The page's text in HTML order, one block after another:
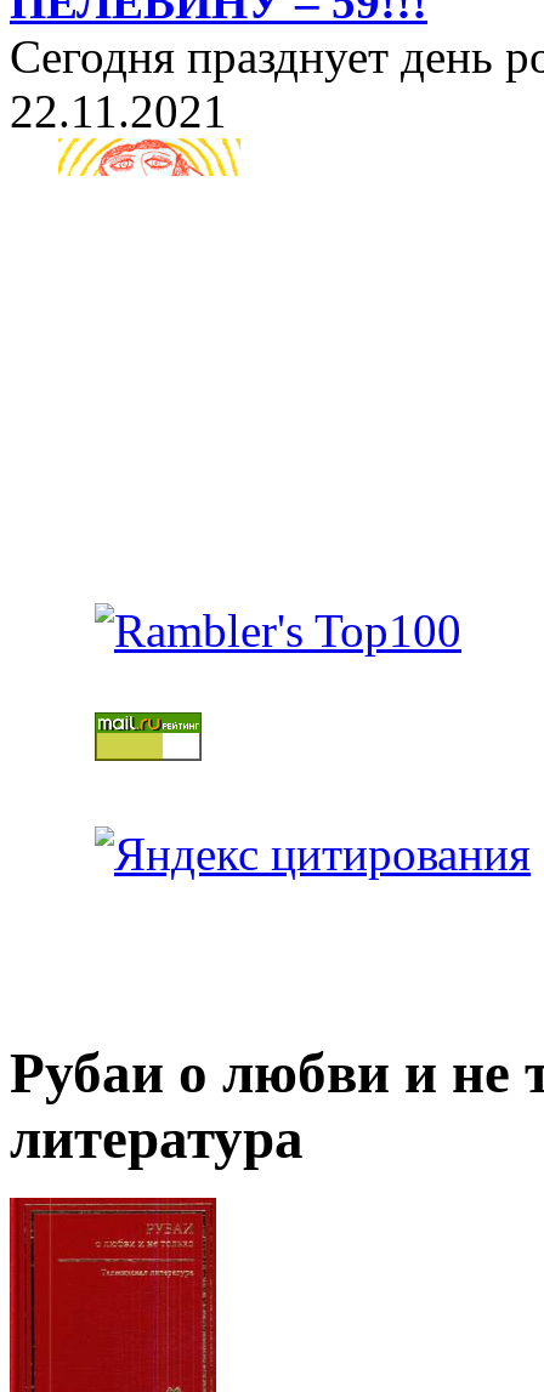
Сегодня празднует день
22.11.2021
Рубаи о любви и не
литература